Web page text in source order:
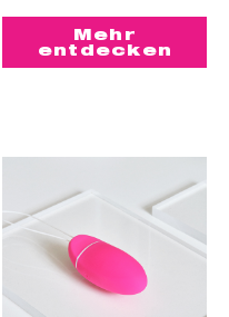
Mehr
entdecken